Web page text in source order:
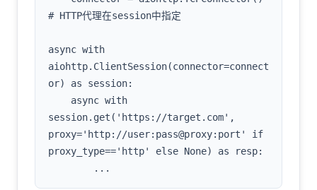
# HTTP代理在session中指定
async with
aiohttp.ClientSession(connector=connect
or) as session:
session.get('https://target.com',
proxy='http://user:pass@proxy:port' if
proxy_type=='http' else None) as resp:
        ...